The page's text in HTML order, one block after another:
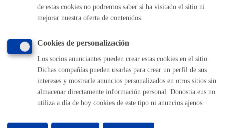
Ofertas de empleo
Perfil del contratante
Mapas - GeoDonostia
Sala de prensa
Mapa web
Otras páginas web corporativas
Donostia Kultura
de estas cookies no podremos saber si ha visitado el sitio ni
mejorar nuestra oferta de contenidos.
Cookies de personalización
Los socios anunciantes pueden crear estas cookies en el sitio.
Dichas compañías pueden usarlas para crear un perfil de sus
intereses y mostrarle anuncios personalizados en otros sitios sin
almacenar directamente información personal. Donostia.eus no
utiliza a día de hoy cookies de este tipo ni anuncios ajenos.